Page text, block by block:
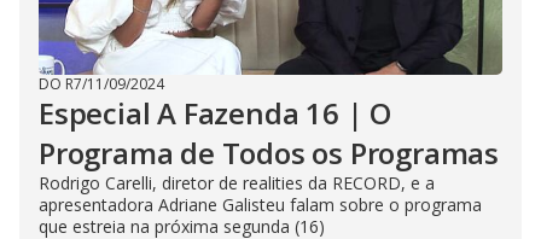
DO R7/11/09/2024
Especial A Fazenda 16 | O
Programa de Todos os Programas
Rodrigo Carelli, diretor de realities da RECORD, e a
apresentadora Adriane Galisteu falam sobre o programa
que estreia na próxima segunda (16)